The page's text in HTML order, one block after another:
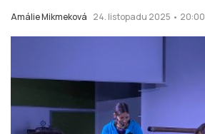
Amálie Mikmeková 24. listopadu 2025 • 20:00